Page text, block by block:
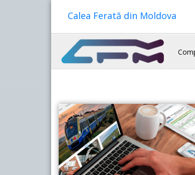
Calea Ferată din Moldova